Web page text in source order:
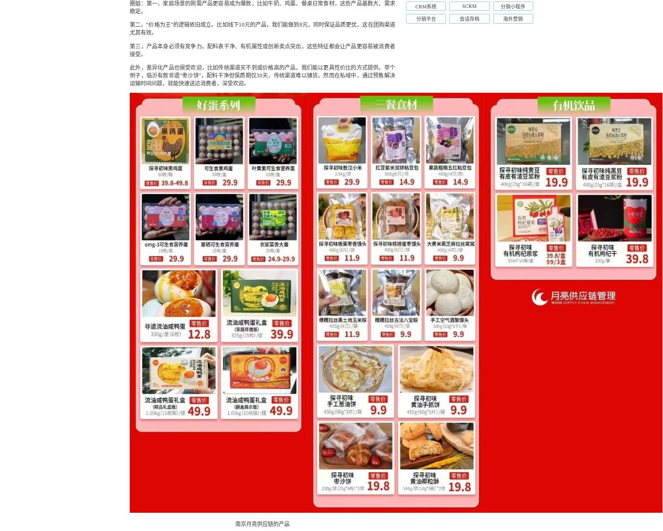
圈姐：第一，家庭场景的刚需产品更容易成为爆款，比如牛奶、鸡蛋、餐桌日常食材，这些产品基数大、需求
稳定。
第二，“价格为王”的逻辑依旧成立。比如线下10元的产品，我们能做到8元，同时保证品质更优，这在团购渠道
尤其有效。
第三，产品本身必须有竞争力。配料表干净、有机属性或创新卖点突出，这些特征都会让产品更容易被消费者
接受。
此外，差异化产品也很受欢迎，比如传统渠道买不到或价格高的产品，我们能以更具性价比的方式提供。举个
例子，临沂有款非遗“枣沙饼”，配料干净但保质期仅30天，传统渠道难以铺货。然而在私域中，通过预售解决
运输时间问题，就能快速送达消费者，深受欢迎。
南京月亮供应链的产品
CRM系统 SCRM 分销小程序
分销平台 会话存档 海外营销